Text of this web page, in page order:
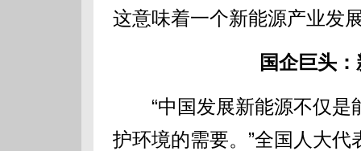
这意味着一个新能源产业发
国企巨头
“中国发展新能源不仅是
护环境的需要。”全国人大